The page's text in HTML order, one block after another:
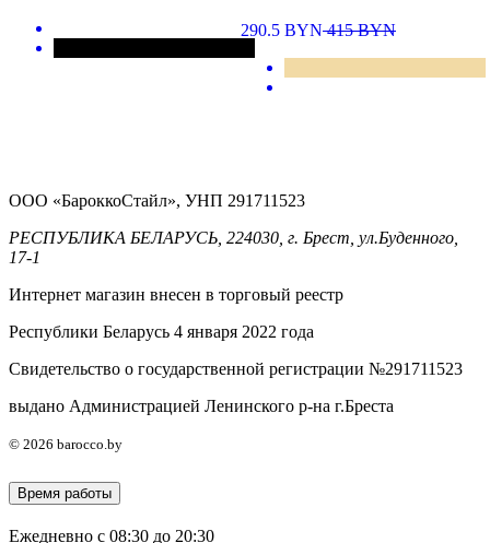
290.5 BYN415BYN
ООО «БароккоСтайл», УНП 291711523
РЕСПУБЛИКА БЕЛАРУСЬ, 224030, г. Брест, ул.Буденного,
17-1
Интернет магазин внесен в торговый реестр
Республики Беларусь 4 января 2022 года
Свидетельство о государственной регистрации №291711523
выдано Администрацией Ленинского р-на г.Бреста
© 2026 barocco.by
Время работы
Ежедневно с 08:30 до 20:30